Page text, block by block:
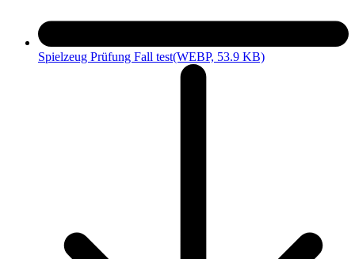
Spielzeug Prüfung Fall test(WEBP, 53.9 KB)